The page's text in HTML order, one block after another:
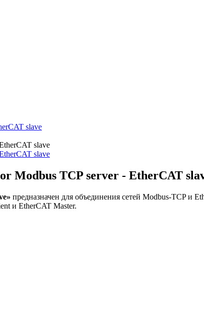
slave
Modbus TCP server - EtherCAT
предназначен для объединения сетей Modbus-TCP и
и EtherCAT Master.